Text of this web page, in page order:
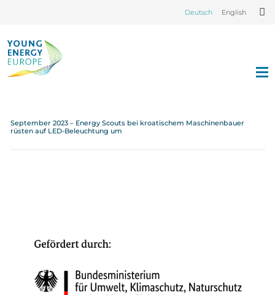
Deutsch English
September 2023 – Energy Scouts bei kroatischem Maschinenbauer
rüsten auf LED-Beleuchtung um